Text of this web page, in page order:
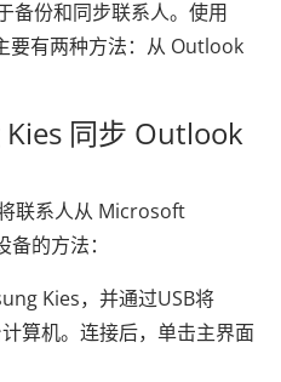
备份和同步联系人。使用
要有两种方法：从 Outlook
同步 Outlook
联系人从 Microsoft
的方法：
Kies，并通过USB将
算机。连接后，单击主界面